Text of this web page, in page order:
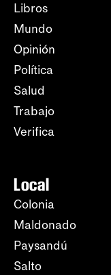
Libros
Mundo
Opinión
Política
Salud
Trabajo
Verifica
Local
Colonia
Maldonado
Paysandú
Salto